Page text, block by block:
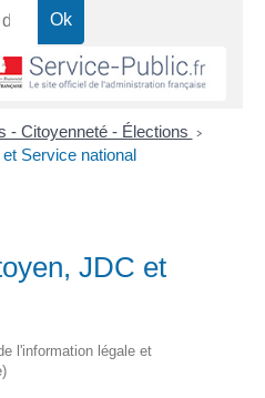
- Citoyenneté - Élections >
Service national
JDC et
l'information légale et